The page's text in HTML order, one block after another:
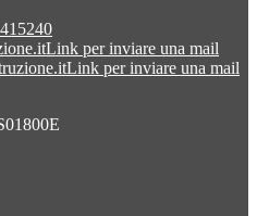
Link per inviare una mail
Link per inviare una mail